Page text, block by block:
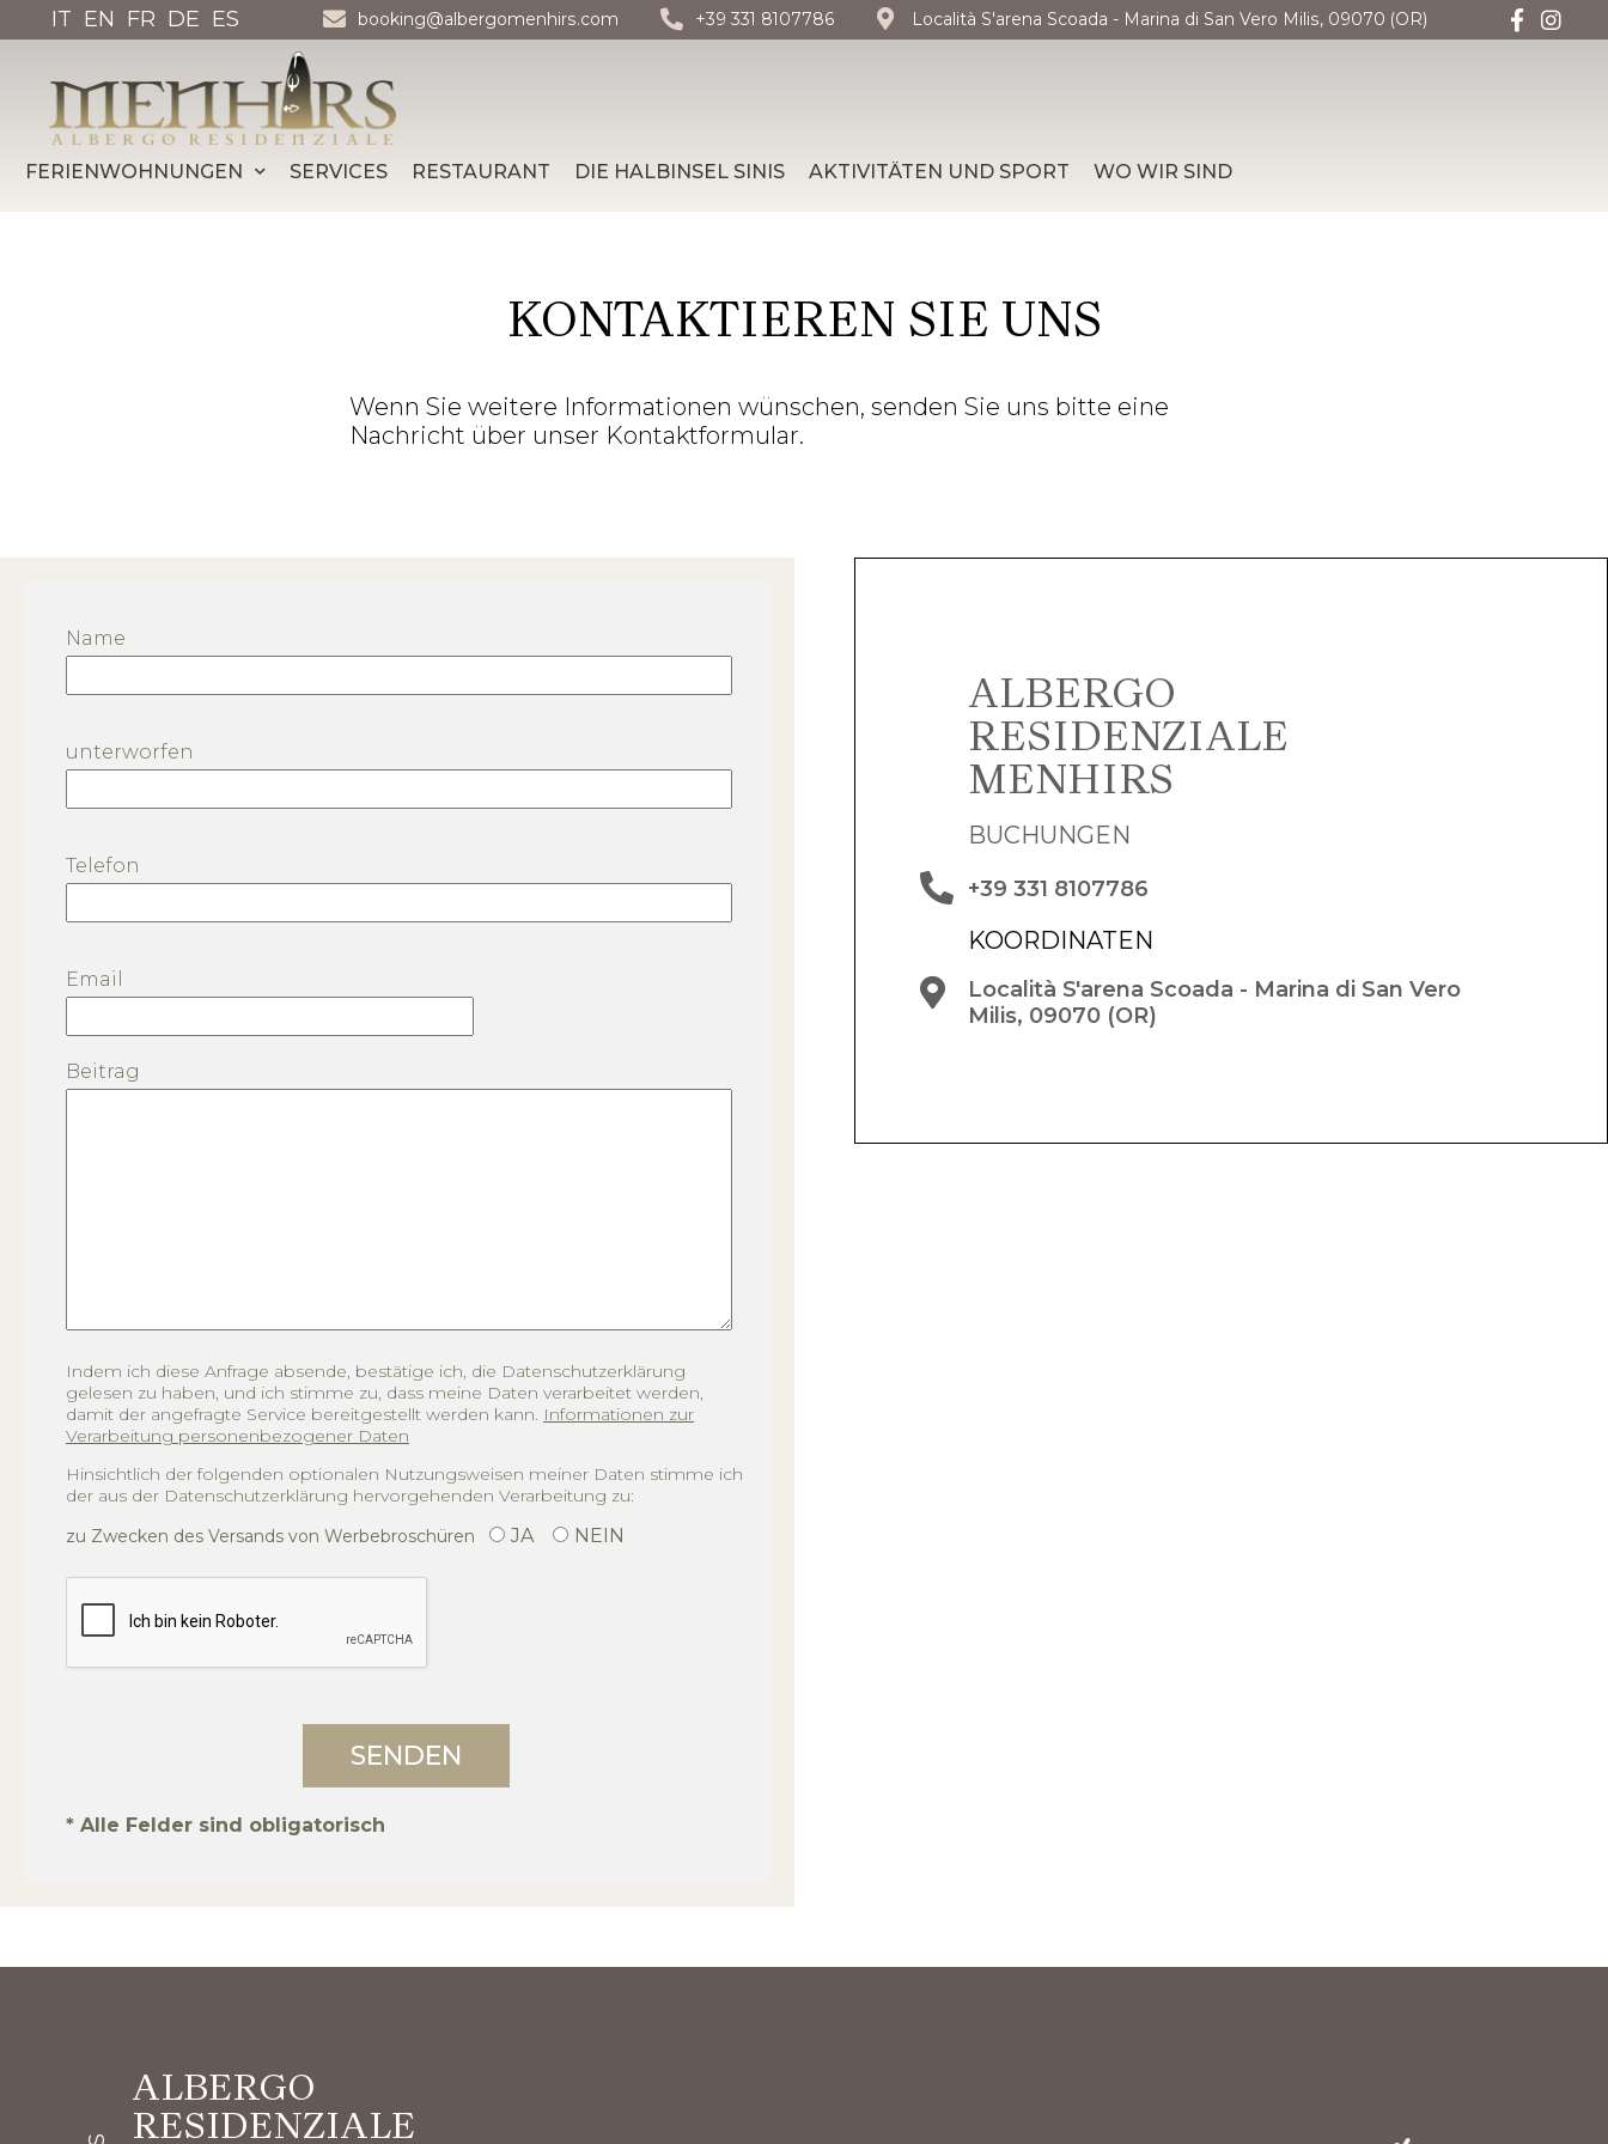
IT EN FR DE ES booking@albergomenhirs.com +39 331 8107786 Località S'arena Scoada - Marina di San Vero Milis, 09070 (OR)
FERIENWOHNUNGEN SERVICES RESTAURANT DIE HALBINSEL SINIS AKTIVITÄTEN UND SPORT WO WIR SIND
KONTAKTIEREN SIE UNS
Wenn Sie weitere Informationen wünschen, senden Sie uns bitte eine
Nachricht über unser Kontaktformular.
Name
unterworfen
Telefon
Email
Beitrag
Indem ich diese Anfrage absende, bestätige ich, die Datenschutzerklärung
gelesen zu haben, und ich stimme zu, dass meine Daten verarbeitet werden,
damit der angefragte Service bereitgestellt werden kann. Informationen zur
Verarbeitung personenbezogener Daten
Hinsichtlich der folgenden optionalen Nutzungsweisen meiner Daten stimme ich
der aus der Datenschutzerklärung hervorgehenden Verarbeitung zu:
zu Zwecken des Versands von Werbebroschüren
JA NEIN
* Alle Felder sind obligatorisch
ALBERGO
RESIDENZIALE
MENHIRS
BUCHUNGEN
+39 331 8107786
KOORDINATEN
Località S'arena Scoada - Marina di San Vero
Milis, 09070 (OR)
ALBERGO
RESIDENZIALE